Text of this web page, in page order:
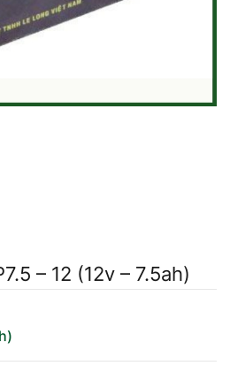
Suzuki
Rocket
– 12 (12v – 7.5ah)